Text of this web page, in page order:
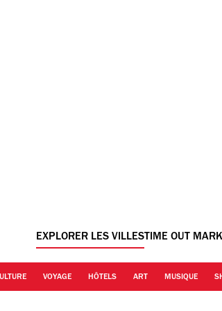
EXPLORER LES VILLESTIME OUT
VOYAGE HÔTELS ART MUSIQUE